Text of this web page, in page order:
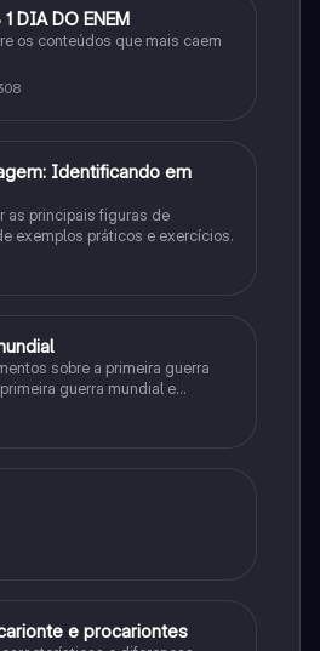
DIA DO ENEM
os conteúdos que mais caem
Identificando em
as principais figuras de
exemplos práticos e exercícios.
sobre a primeira guerra
guerra mundial e
Guerra Mundial, fases da
e procariontes